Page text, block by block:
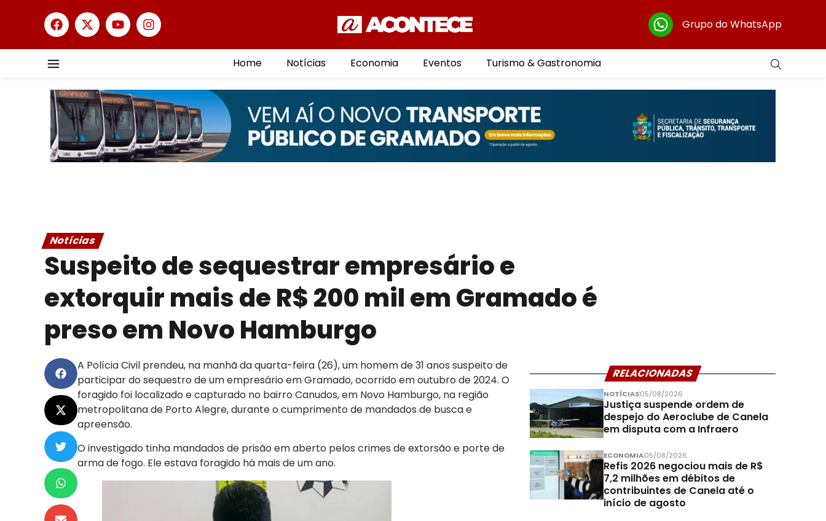
Grupo do WhatsApp
Home Notícias Economia Eventos Turismo & Gastronomia
Notícias
Suspeito de sequestrar empresário e
extorquir mais de R$ 200 mil em Gramado é
preso em Novo Hamburgo
A Polícia Civil prendeu, na manhã da quarta-feira (26), um homem de 31 anos suspeito de
participar do sequestro de um empresário em Gramado, ocorrido em outubro de 2024. O
foragido foi localizado e capturado no bairro Canudos, em Novo Hamburgo, na região
metropolitana de Porto Alegre, durante o cumprimento de mandados de busca e
apreensão.
O investigado tinha mandados de prisão em aberto pelos crimes de extorsão e porte de
arma de fogo. Ele estava foragido há mais de um ano.
RELACIONADAS
NOTÍCIAS05/08/2026
Justiça suspende ordem de
despejo do Aeroclube de Canela
em disputa com a Infraero
ECONOMIA05/08/2026
Refis 2026 negociou mais de R$
7,2 milhões em débitos de
contribuintes de Canela até o
início de agosto